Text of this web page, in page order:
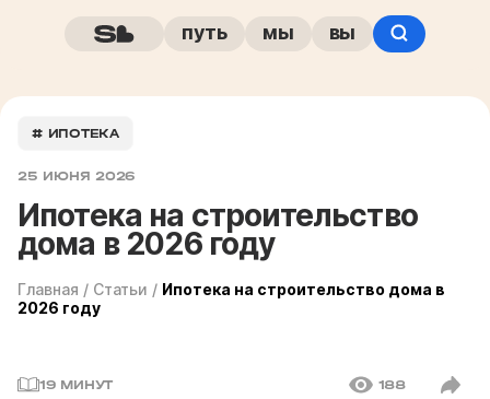
путь мы вы
# ИПОТЕКА
25 ИЮНЯ 2026
Ипотека на строительство
дома в 2026 году
Главная / Статьи / Ипотека на строительство дома в
2026 году
19 МИНУТ 188